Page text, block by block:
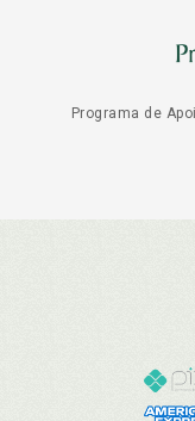
Programa de